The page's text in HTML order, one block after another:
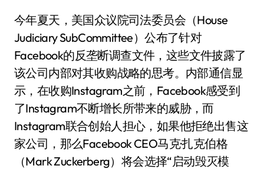
今年夏天，美国众议院司法委员会（House
Judiciary SubCommittee）公布了针对
Facebook的反垄断调查文件，这些文件披露了
该公司内部对其收购战略的思考。内部通信显
示，在收购Instagram之前，Facebook感受到
了Instagram不断增长所带来的威胁，而
Instagram联合创始人担心，如果他拒绝出售这
家公司，那么Facebook CEO马克·扎克伯格
（Mark Zuckerberg）将会选择“启动毁灭模